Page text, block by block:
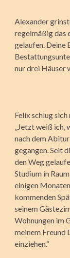
Alexander
regelmäßig das
gelaufen. Deine
nur drei Häuser
Felix schlug
„Jetzt weiß
nach dem
gegangen. Seit
den Weg
Studium in
einigen
kommenden
seinem
Wohnungen im
meinem Freund
einziehen.“